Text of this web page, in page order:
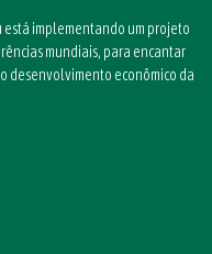
está implementando um projeto
mundiais, para encantar
desenvolvimento econômico da